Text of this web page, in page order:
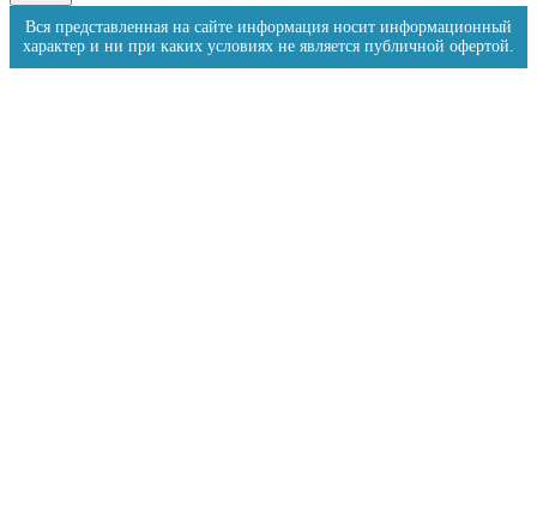
Вся представленная на сайте информация носит информационный
характер и ни при каких условиях не является публичной офертой.